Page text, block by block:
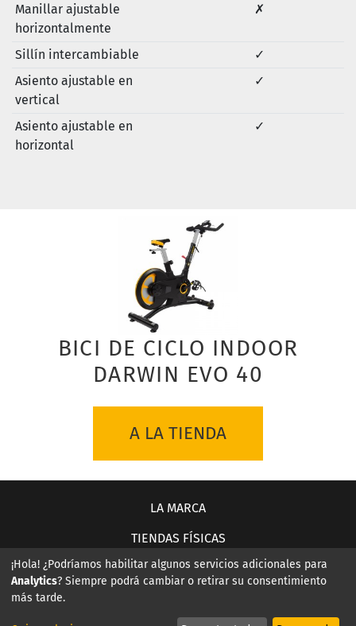
Manillar ajustable
horizontalmente
✗
Sillín intercambiable
✓
Asiento ajustable en
vertical
✓
Asiento ajustable en
horizontal
✓
BICI DE CICLO INDOOR
DARWIN EVO 40
A LA TIENDA
LA MARCA
TIENDAS FÍSICAS
CONTACTO
¡Hola! ¿Podríamos habilitar algunos servicios adicionales para
Analytics? Siempre podrá cambiar o retirar su consentimiento
más tarde.